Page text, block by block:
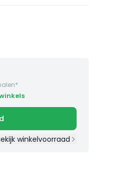
winkelvoorraad